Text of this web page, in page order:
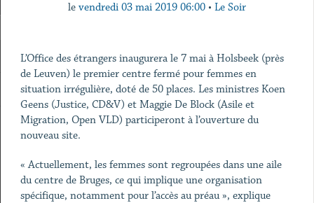
le vendredi 03 mai 2019 06:00 • Le Soir
L’Office des étrangers inaugurera le 7 mai à Holsbeek (près
de Leuven) le premier centre fermé pour femmes en
situation irrégulière, doté de 50 places. Les ministres Koen
Geens (Justice, CD&V) et Maggie De Block (Asile et
Migration, Open VLD) participeront à l’ouverture du
nouveau site.
« Actuellement, les femmes sont regroupées dans une aile
du centre de Bruges, ce qui implique une organisation
spécifique, notamment pour l’accès au préau », explique